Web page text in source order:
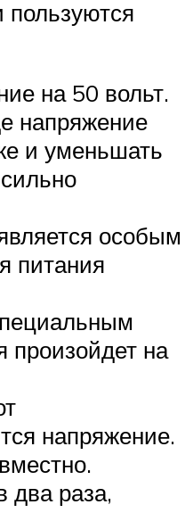
пользуются
на 50 вольт.
напряжение
и уменьшать
особым
питания
произойдет на
напряжение.
два раза,